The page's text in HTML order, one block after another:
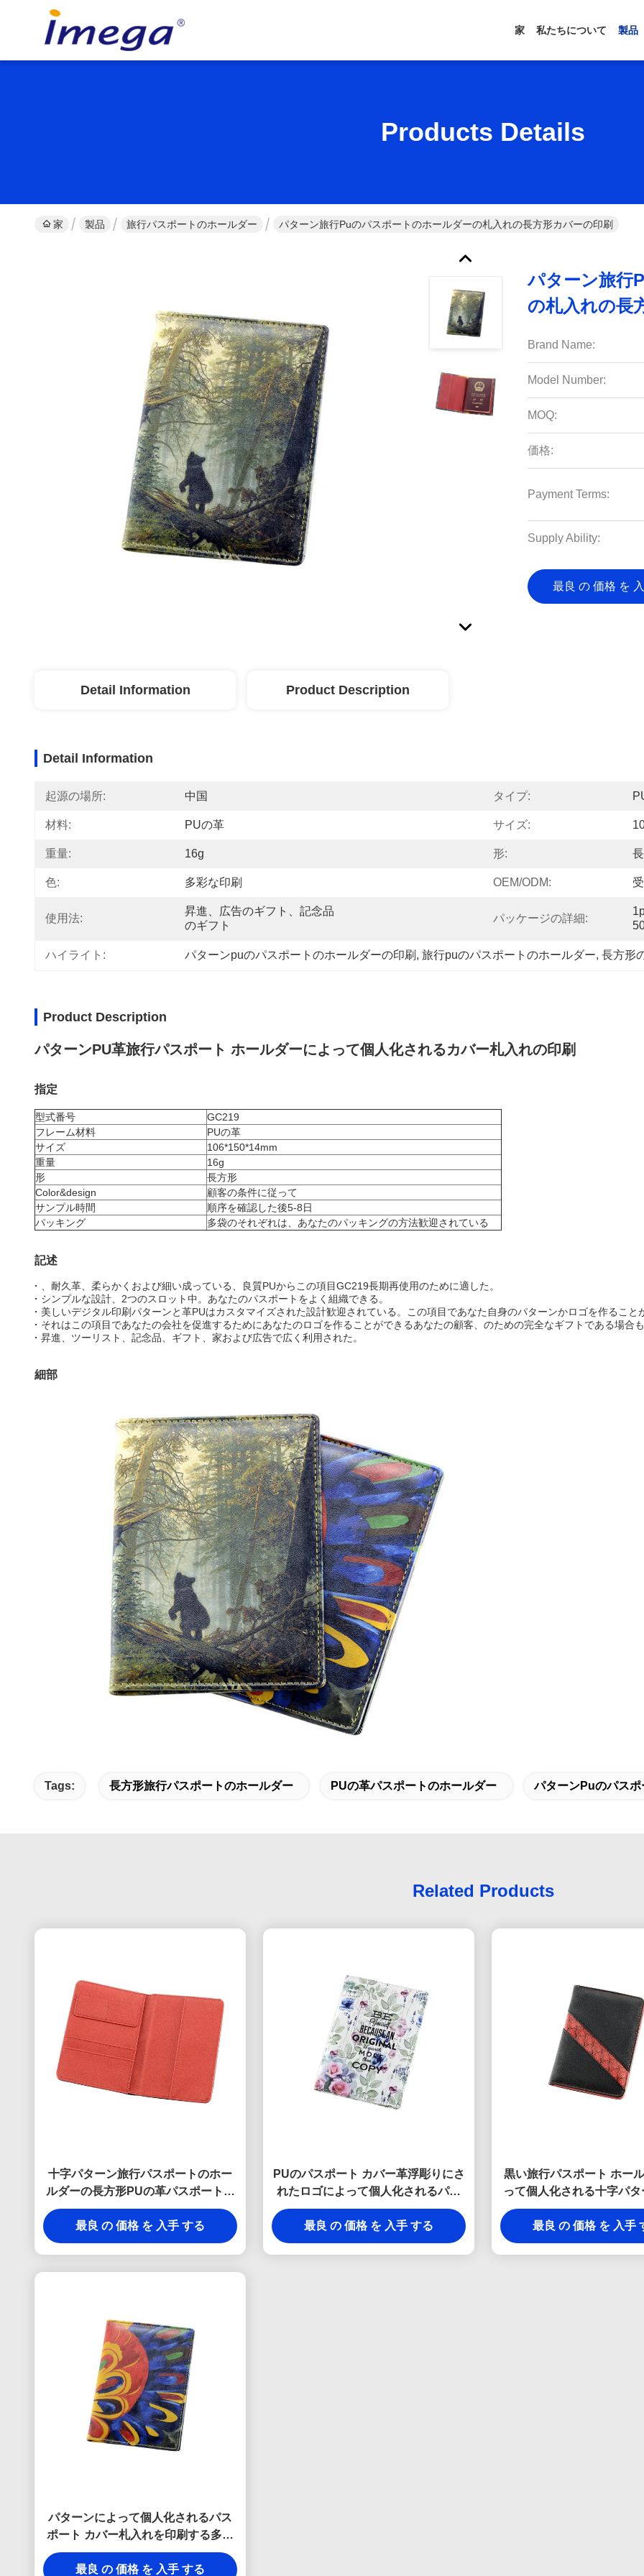
家 私たちについて 製品
Products Details
家 製品 旅行パスポートのホールダー パターン旅行Puのパスポートのホールダーの札入れの長方形カバーの印刷
パターン旅行
の札入れの長
Brand Name:
Model Number:
MOQ:
価格:
Payment Terms:
Supply Ability:
最良 の 価格 を
Detail Information Product Description
Detail Information
起源の場所: 中国 タイプ:
材料: PUの革 サイズ:
重量: 16g 形:
色: 多彩な印刷 OEM/ODM:
使用法:
昇進、広告のギフト、記念品
のギフト
パッケージの詳細:
ハイライト: パターンpuのパスポートのホールダーの印刷 , 旅行puのパスポートのホールダー, 長方形
Product Description
パターンPU革旅行パスポート ホールダーによって個人化されるカバー札入れの印刷
指定
型式番号
GC219
フレーム材料
PUの革
サイズ
106*150*14mm
重量
16g
形
長方形
Color&design
顧客の条件に従って
サンプル時間
順序を確認した後5-8日
パッキング
多袋のそれぞれは、あなたのパッキングの方法歓迎されている
記述
·
、耐久革、柔らかくおよび細い成っている、良質PUからこの項目GC219長期再使用のために適した。
· シンプルな設計、2つのスロット中。あなたのパスポートをよく組織できる。
· 美しいデジタル印刷パターンと革PUはカスタマイズされた設計歓迎されている。この項目であなた自身のパターンかロゴを作ること
· それはこの項目であなたの会社を促進するためにあなたのロゴを作ることができるあなたの顧客、のための完全なギフトである場合も
· 昇進、ツーリスト、記念品、ギフト、家および広告で広く利用された。
細部
Tags: 長方形旅行パスポートのホールダー PUの革パスポートのホールダー パターンpuのパスポ
Related Products
十字パターン旅行パスポートのホー
ルダーの長方形PUの革パスポートの
ホールダー
最良 の 価格 を 入手 する
PUのパスポート カバー革浮彫りにさ
れたロゴによって個人化されるパス
ポートの札入れを印刷する旅行
最良 の 価格 を 入手 する
黒い旅行パスポート ホー
って個人化される十字パ
革
最良 の 価格 を 入手
パターンによって個人化されるパス
ポート カバー札入れを印刷する多彩
な旅行パスポートのホールダー
最良 の 価格 を 入手 する